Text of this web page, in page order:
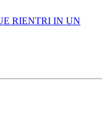
RIENTRI IN UN